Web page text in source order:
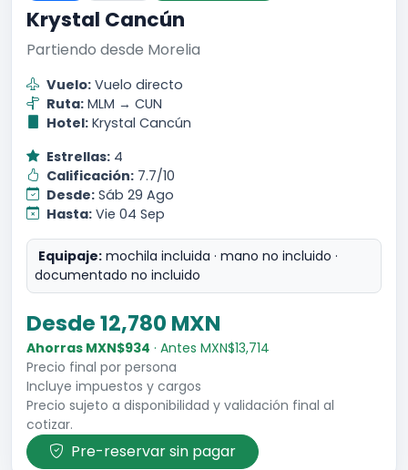
Krystal Cancún
Partiendo desde Morelia
Vuelo: Vuelo directo
Ruta: MLM → CUN
Hotel: Krystal Cancún
Estrellas: 4
Calificación: 7.7/10
Desde: Sáb 29 Ago
Hasta: Vie 04 Sep
Equipaje: mochila incluida · mano no incluido ·
documentado no incluido
Desde 12,780 MXN
Ahorras MXN$934 · Antes MXN$13,714
Precio final por persona
Incluye impuestos y cargos
Precio sujeto a disponibilidad y validación final al
cotizar.
Pre-reservar sin pagar